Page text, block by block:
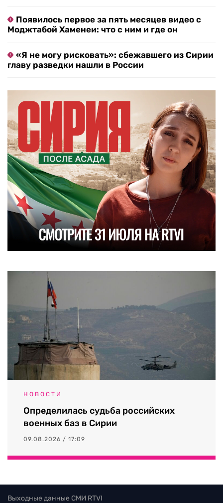
Появилось первое за пять месяцев видео с
Моджтабой Хаменеи: что с ним и где он
«Я не могу рисковать»: сбежавшего из Сирии
главу разведки нашли в России
НОВОСТИ
Определилась судьба российских
военных баз в Сирии
09.08.2026 / 17:09
Выходные данные СМИ RTVI